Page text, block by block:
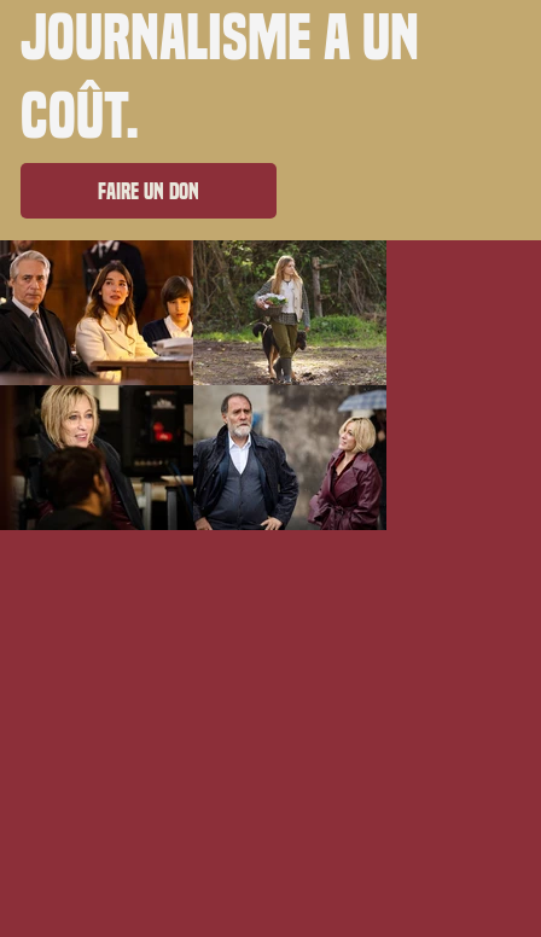
journalisme a un
coût.
Faire un don